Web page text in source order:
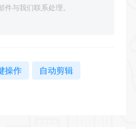
与我们联系处理。
操作 自动剪辑